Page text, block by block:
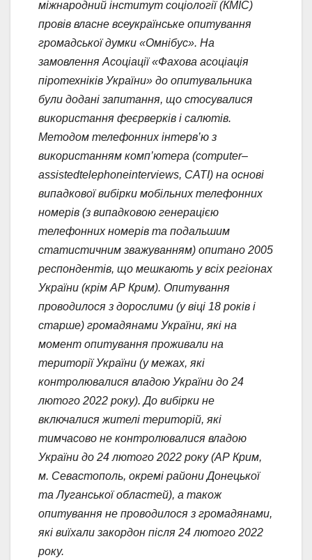
міжнародний інститут соціології (КМІС)
провів власне всеукраїнське опитування
громадської думки «Омнібус». На
замовлення Асоціації «Фахова асоціація
піротехніків України» до опитувальника
були додані запитання, що стосувалися
використання феєрверків і салютів.
Методом телефонних інтерв’ю з
використанням комп’ютера (computer–
assistedtelephoneinterviews, CATI) на основі
випадкової вибірки мобільних телефонних
номерів (з випадковою генерацією
телефонних номерів та подальшим
статистичним зважуванням) опитано 2005
респондентів, що мешкають у всіх регіонах
України (крім АР Крим). Опитування
проводилося з дорослими (у віці 18 років і
старше) громадянами України, які на
момент опитування проживали на
території України (у межах, які
контролювалися владою України до 24
лютого 2022 року). До вибірки не
включалися жителі територій, які
тимчасово не контролювалися владою
України до 24 лютого 2022 року (АР Крим,
м. Севастополь, окремі райони Донецької
та Луганської областей), а також
опитування не проводилося з громадянами,
які виїхали закордон після 24 лютого 2022
року.